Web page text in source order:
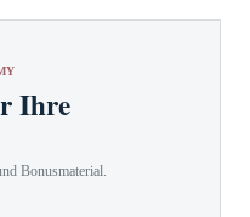
Ihre
Bonusmaterial.